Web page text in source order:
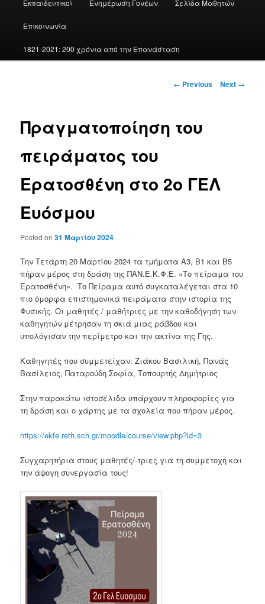
Εκπαιδευτικοί Ενημέρωση Γονέων Σελίδα Μαθητών
Επικοινωνία
1821-2021: 200 χρόνια από την Επανάσταση
Post
← Previous Next →
Πραγματοποίηση του
πειράματος του
Ερατοσθένη στο 2ο ΓΕΛ
Ευόσμου
Posted on31 Μαρτίου 2024
Την Τετάρτη 20 Μαρτίου 2024 τα τμήματα Α3, Β1 και Β5
πήραν μέρος στη δράση της ΠΑΝ.Ε.Κ.Φ.Ε. «Το πείραμα του
Ερατοσθένη». Το Πείραμα αυτό συγκαταλέγεται στα 10
πιο όμορφα επιστημονικά πειράματα στην ιστορία της
Φυσικής. Οι μαθητές / μαθήτριες με την καθοδήγηση των
καθηγητών μέτρησαν τη σκιά μιας ράβδου και
υπολόγισαν την περίμετρο και την ακτίνα της Γης.
Καθηγητές που συμμετείχαν: Ζιάκου Βασιλική, Πανάς
Βασίλειος, Παταρούδη Σοφία, Τοπουρτής Δημήτριος
Στην παρακάτω ιστοσέλιδα υπάρχουν πληροφορίες για
τη δράση και ο χάρτης με τα σχολεία που πήραν μέρος.
https://ekfe.reth.sch.gr/moodle/course/view.php?id=3
Συγχαρητήρια στους μαθητές/-τριες για τη συμμετοχή και
την άψογη συνεργασία τους!